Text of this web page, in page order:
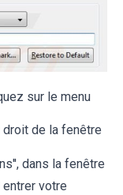
sur le menu
de la fenêtre
dans la fenêtre
votre